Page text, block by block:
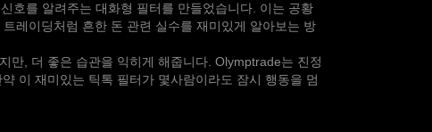
호를 알려주는 대화형 필터를 만들었습니다. 이는 공황
레이딩처럼 흔한 돈 관련 실수를 재미있게 알아보는 방
만, 더 좋은 습관을 익히게 해줍니다. Olymptrade는 진정
이 재미있는 틱톡 필터가 몇사람이라도 잠시 행동을 멈